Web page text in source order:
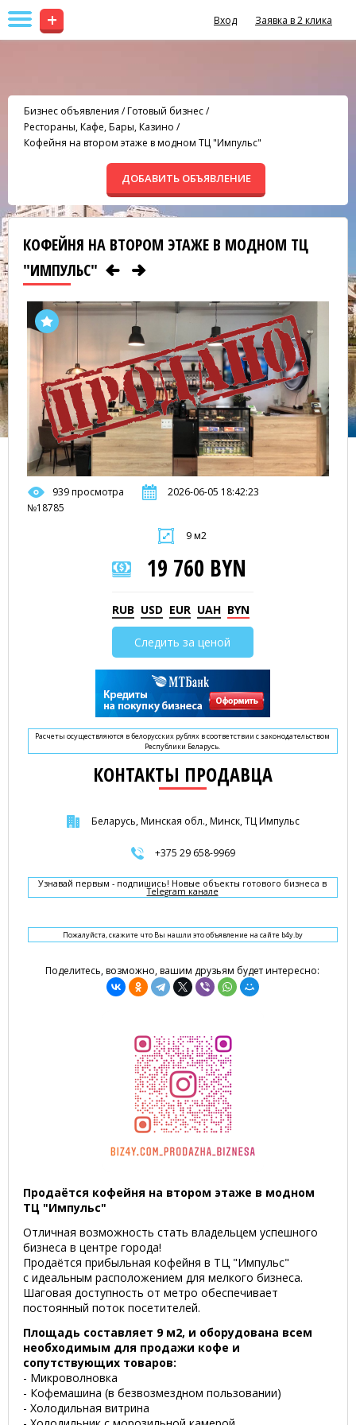
+ Вход Заявка в 2 клика
Бизнес объявления /Готовый бизнес/
Рестораны, Кафе, Бары, Казино /
Кофейня на втором этаже в модном ТЦ "Импульс"
ДОБАВИТЬ ОБЪЯВЛЕНИЕ
КОФЕЙНЯ НА ВТОРОМ ЭТАЖЕ В МОДНОМ ТЦ
"ИМПУЛЬС"
939 просмотра
2026-06-05 18:42:23
№18785
9 м2
19 760 BYN
RUB USD EUR UAH BYN
Следить за ценой
Расчеты осуществляются в белорусских рублях в соответствии с законодательством
Республики Беларусь.
КОНТАКТЫ ПРОДАВЦА
Беларусь, Минская обл., Минск, ТЦ Импульс
+375 29 658-9969
Узнавай первым - подпишись! Новые объекты готового бизнеса в
Telegram канале
Пожалуйста, скажите что Вы нашли это объявление на сайте b4y.by
Поделитесь, возможно, вашим друзьям будет интересно:
Продаётся кофейня на втором этаже в модном
ТЦ "Импульс"
Отличная возможность стать владельцем успешного
бизнеса в центре города!
Продаётся прибыльная кофейня в ТЦ "Импульс"
с идеальным расположением для мелкого бизнеса.
Шаговая доступность от метро обеспечивает
постоянный поток посетителей.
Площадь составляет 9 м2, и оборудована всем
необходимым для продажи кофе и
сопутствующих товаров:
- Микроволновка
- Кофемашина (в безвозмездном пользовании)
- Холодильная витрина